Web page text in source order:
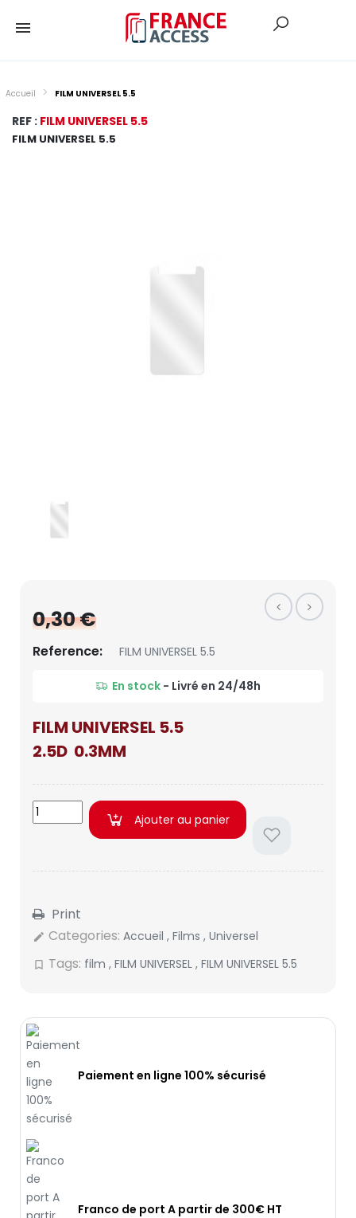
Accueil FILM UNIVERSEL 5.5
REF : FILM UNIVERSEL 5.5
FILM UNIVERSEL 5.5
0,30 €
Reference: FILM UNIVERSEL 5.5
En stock - Livré en 24/48h
FILM UNIVERSEL 5.5
2.5D 0.3MM
Ajouter au panier
Print
edit Categories: Accueil , Films , Universel
bookmark_border Tags: film , FILM UNIVERSEL , FILM UNIVERSEL 5.5
Paiement en ligne 100% sécurisé
Franco de port A partir de 300€ HT